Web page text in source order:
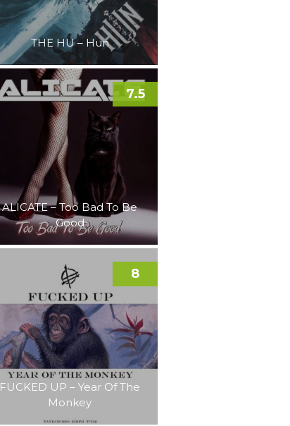
THE HU – Hun
ALICATE – Too Bad To Be
Good
7.5
FUCKED UP – Year Of The
Monkey
8